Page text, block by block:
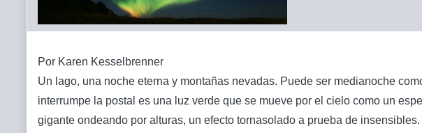
Por Karen Kesselbrenner
Un lago, una noche eterna y montañas nevadas. Puede ser medianoche
interrumpe la postal es una luz verde que se mueve por el cielo como un
gigante ondeando por alturas, un efecto tornasolado a prueba de insensibles.